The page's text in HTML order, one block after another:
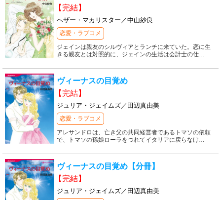
【完結】
ヘザー・マカリスター／中山紗良
恋愛・ラブコメ
ジェインは親友のシルヴィアとランチに来ていた。恋に生
きる親友とは対照的に、ジェインの生活は会計士の仕…
ヴィーナスの目覚め
【完結】
ジュリア・ジェイムズ／田辺真由美
恋愛・ラブコメ
アレサンドロは、亡き父の共同経営者であるトマソの依頼
で、トマソの孫娘ローラをつれてイタリアに戻らなけ…
ヴィーナスの目覚め【分冊】
【完結】
ジュリア・ジェイムズ／田辺真由美